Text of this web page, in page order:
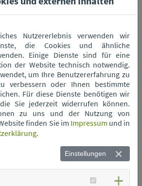
Nutzererlebnis verwenden wir
die Cookies und ähnliche
Einige Dienste sind für eine
der Website technisch notwendig.
um Ihre Benutzererfahrung zu
verbessern oder Ihnen bestimmte
Für diese Dienste benötigen wir
Sie jederzeit widerrufen können.
zu uns und der Nutzung von
finden Sie im Impressum und in
.
Einstellungen